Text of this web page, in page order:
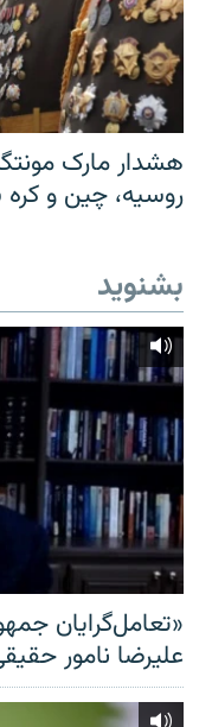
هشدار مارک
روسیه، چین و
بشنوید
«تعامل‌گرایان
علیرضا نامور